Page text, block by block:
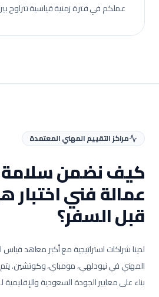
عملكم في فترة زمنية قياسية تتراوح بين 21 و35 يوماً
مراكز التقييم المهني المعتمدة
كيف نضمن سلامة
عمالةفني اختبار
قبل السفر؟
لدينا شراكات استراتيجية مع أكبر معاهد قياس
المهني في نيودلهي، مومباي، وكوتشين.
بناء على معايير الجودة السعودية